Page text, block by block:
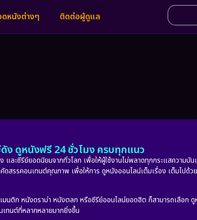
ดหนังต่างๆ ติดต่อผู้ดูแล
ง ดูหนังฟรี 24 ชั่วโมง ครบทุกแนว
ะซีรีย์ยอดนิยมจากทั่วโลก เพื่อให้ผู้ใช้งานไม่พลาดทุกกระแสความบั
สรรคอนเทนต์คุณภาพ เพื่อให้การ ดูหนังออนไลน์เต็มเรื่อง เต็มไปด้
มนติก หนังดราม่า หนังตลก หรือซีรีย์ออนไลน์ยอดฮิต ก็สามารถเลือก
เทนต์ที่หลากหลายมากยิ่งขึ้น